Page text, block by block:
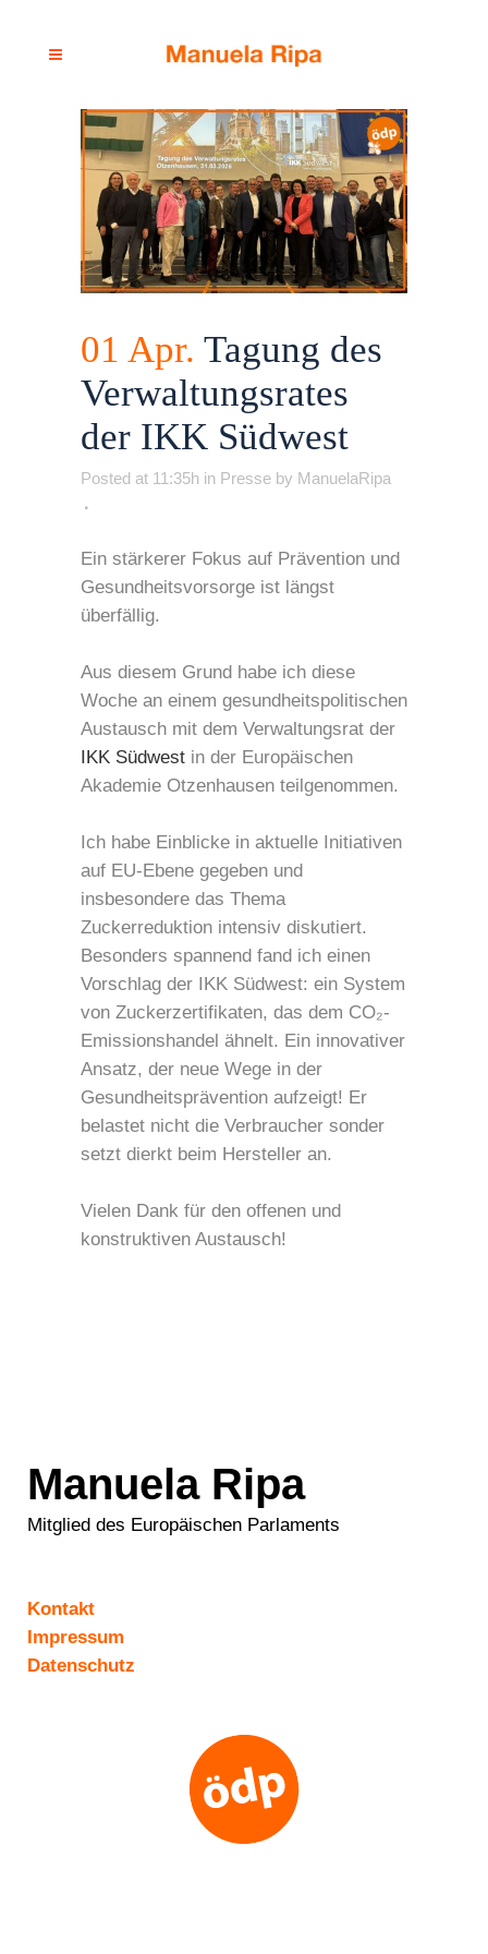
01 Apr. Tagung des
Verwaltungsrates
der IKK Südwest
Posted at 11:35h in Presse by ManuelaRipa
Ein stärkerer Fokus auf Prävention und
Gesundheitsvorsorge ist längst
überfällig.
Aus diesem Grund habe ich diese
Woche an einem gesundheitspolitischen
Austausch mit dem Verwaltungsrat der
IKK Südwest in der Europäischen
Akademie Otzenhausen teilgenommen.
Ich habe Einblicke in aktuelle Initiativen
auf EU-Ebene gegeben und
insbesondere das Thema
Zuckerreduktion intensiv diskutiert.
Besonders spannend fand ich einen
Vorschlag der IKK Südwest: ein System
von Zuckerzertifikaten, das dem CO₂-
Emissionshandel ähnelt. Ein innovativer
Ansatz, der neue Wege in der
Gesundheitsprävention aufzeigt! Er
belastet nicht die Verbraucher sonder
setzt dierkt beim Hersteller an.
Vielen Dank für den offenen und
konstruktiven Austausch!
Manuela Ripa
Mitglied des Europäischen Parlaments
Kontakt
Impressum
Datenschutz